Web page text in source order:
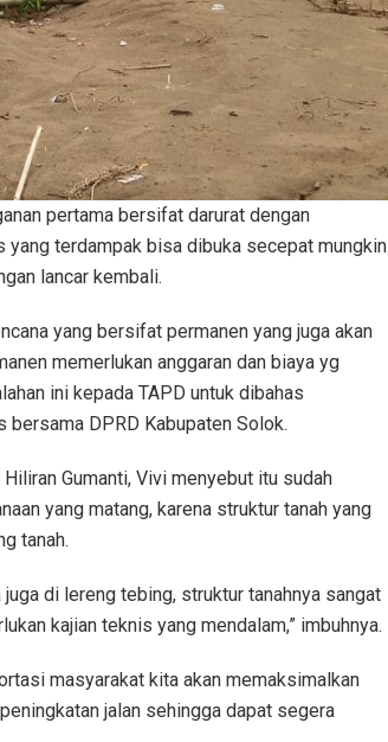
pertama bersifat darurat dengan
yang terdampak bisa dibuka secepat mungkin
lancar kembali.
yang bersifat permanen yang juga akan
memerlukan anggaran dan biaya yg
ini kepada TAPD untuk dibahas
bersama DPRD Kabupaten Solok.
Gumanti, Vivi menyebut itu sudah
yang matang, karena struktur tanah yang
tanah.
di lereng tebing, struktur tanahnya sangat
kajian teknis yang mendalam,” imbuhnya.
masyarakat kita akan memaksimalkan
jalan sehingga dapat segera